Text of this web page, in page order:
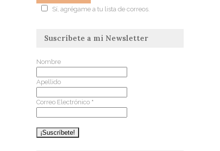
Sí, agrégame a tu lista de correos.
Suscríbete a mi Newsletter
Nombre
Apellido
Correo Electrónico *